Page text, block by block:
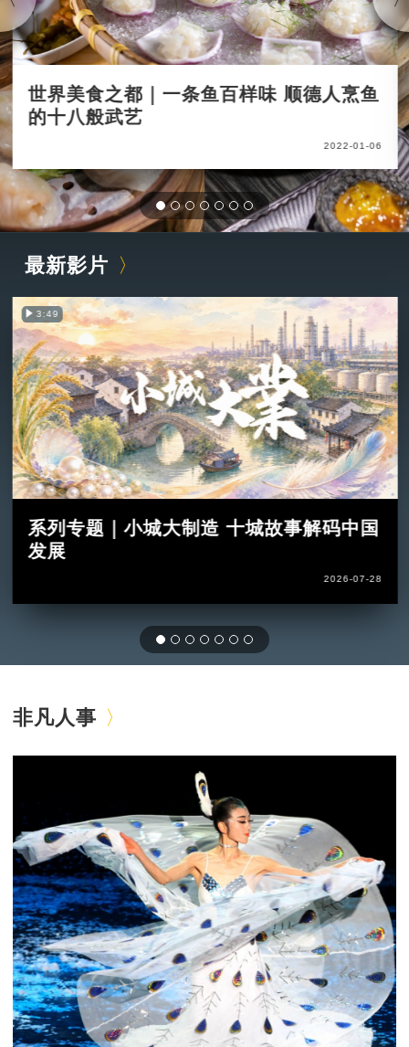
世界美食之都｜一条鱼百样味 顺德人烹鱼
的十八般武艺
2022-01-06
最新影片
3:49
系列专题｜小城大制造 十城故事解码中国
发展
2026-07-28
非凡人事